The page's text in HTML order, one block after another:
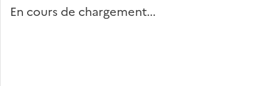
En cours de chargement...